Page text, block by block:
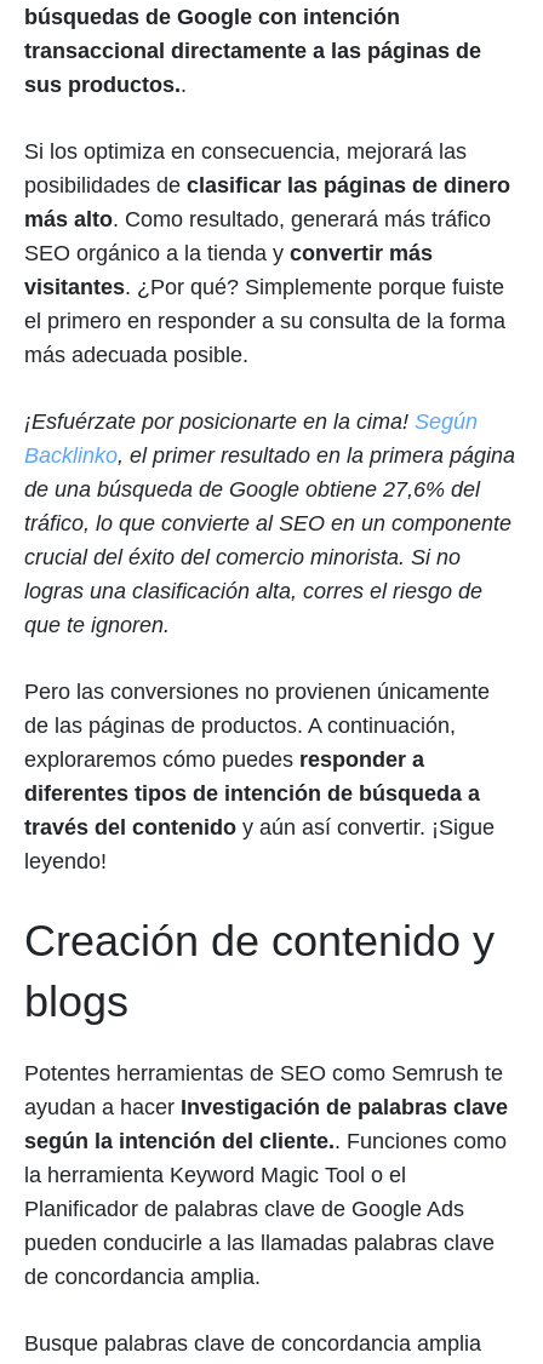
búsquedas de Google con intención
transaccional directamente a las páginas de
sus productos..
Si los optimiza en consecuencia, mejorará las
posibilidades de clasificar las páginas de dinero
más alto. Como resultado, generará más tráfico
SEO orgánico a la tienda y convertir más
visitantes. ¿Por qué? Simplemente porque fuiste
el primero en responder a su consulta de la forma
más adecuada posible.
¡Esfuérzate por posicionarte en la cima! Según
Backlinko, el primer resultado en la primera página
de una búsqueda de Google obtiene 27,6% del
tráfico, lo que convierte al SEO en un componente
crucial del éxito del comercio minorista. Si no
logras una clasificación alta, corres el riesgo de
que te ignoren.
Pero las conversiones no provienen únicamente
de las páginas de productos. A continuación,
exploraremos cómo puedes responder a
diferentes tipos de intención de búsqueda a
través del contenido y aún así convertir. ¡Sigue
leyendo!
Creación de contenido y
blogs
Potentes herramientas de SEO como Semrush te
ayudan a hacer Investigación de palabras clave
según la intención del cliente.. Funciones como
la herramienta Keyword Magic Tool o el
Planificador de palabras clave de Google Ads
pueden conducirle a las llamadas palabras clave
de concordancia amplia.
Busque palabras clave de concordancia amplia